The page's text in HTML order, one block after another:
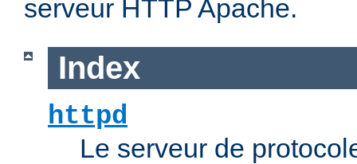
serveur HTTP Apache.
Index
httpd
Le serveur de